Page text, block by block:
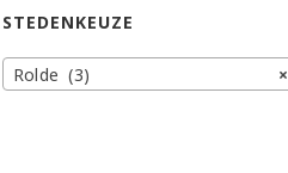
STEDENKEUZE
×
Rolde (3)